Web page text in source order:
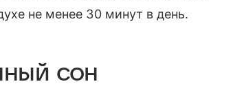
не менее 30 минут в день.
сон